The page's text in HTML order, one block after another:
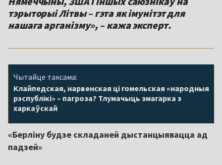
тэрыторыі Літвы – гэта як імунітэт для
нашага арганізму», – кажа эксперт.
Чытайце таксама:
Клайпедская, нарвенская ці гомельская «народныя
рэспублікі» – пагроза? Тлумачыць змагарка з
харкаўскай
«Берліну будзе складаней дыстанцыявацца ад
падзей»